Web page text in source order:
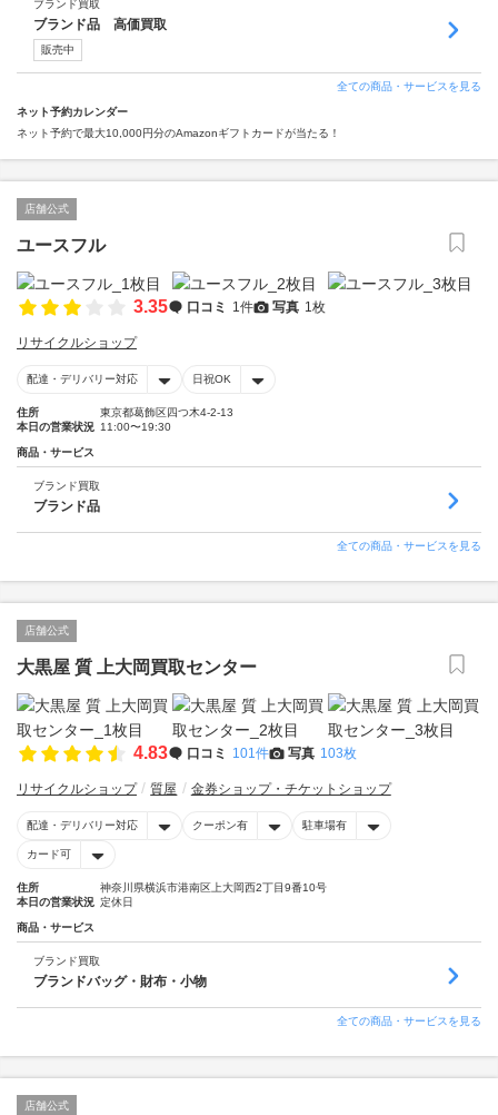
ブランド買取
ブランド品 高価買取
販売中
全ての商品・サービスを見る
ネット予約カレンダー
ネット予約で最大10,000円分のAmazonギフトカードが当たる！
店舗公式
ユースフル
3.35 口コミ 1件 写真 1枚
リサイクルショップ
配達・デリバリー対応 日祝OK
住所
東京都葛飾区四つ木4-2-13
本日の営業状況 11:00〜19:30
商品・サービス
ブランド買取
ブランド品
全ての商品・サービスを見る
店舗公式
大黒屋 質 上大岡買取センター
4.83 口コミ 101件 写真 103枚
リサイクルショップ 質屋 金券ショップ・チケットショップ
配達・デリバリー対応 クーポン有 駐車場有
カード可
住所
神奈川県横浜市港南区上大岡西2丁目9番10号
本日の営業状況 定休日
商品・サービス
ブランド買取
ブランドバッグ・財布・小物
全ての商品・サービスを見る
店舗公式